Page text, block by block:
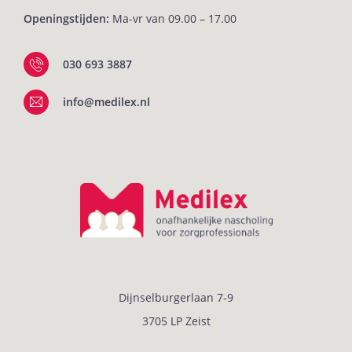
Openingstijden: Ma-vr van 09.00 – 17.00
030 693 3887
info@medilex.nl
Dijnselburgerlaan 7-9
3705 LP Zeist